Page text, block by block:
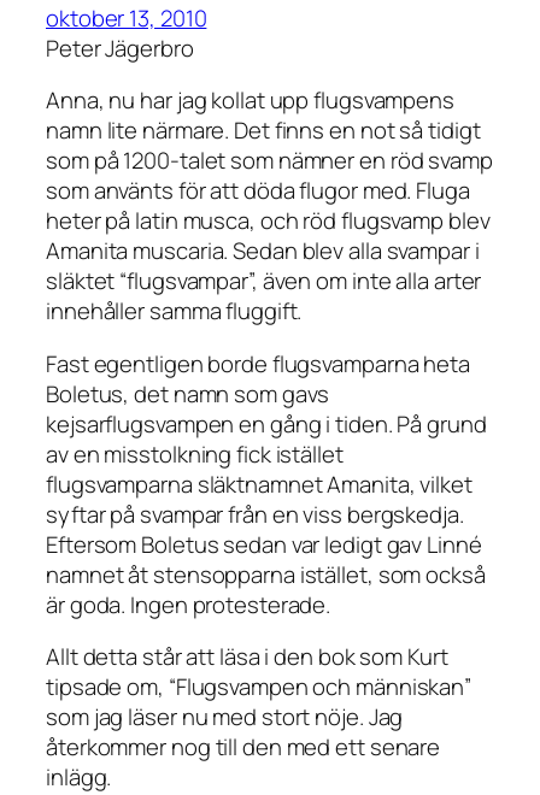
oktober 13, 2010
Peter Jägerbro
Anna, nu har jag kollat upp flugsvampens
namn lite närmare. Det finns en not så tidigt
som på 1200-talet som nämner en röd svamp
som använts för att döda flugor med. Fluga
heter på latin musca, och röd flugsvamp blev
Amanita muscaria. Sedan blev alla svampar i
släktet “flugsvampar”, även om inte alla arter
innehåller samma fluggift.
Fast egentligen borde flugsvamparna heta
Boletus, det namn som gavs
kejsarflugsvampen en gång i tiden. På grund
av en misstolkning fick istället
flugsvamparna släktnamnet Amanita, vilket
syftar på svampar från en viss bergskedja.
Eftersom Boletus sedan var ledigt gav Linné
namnet åt stensopparna istället, som också
är goda. Ingen protesterade.
Allt detta står att läsa i den bok som Kurt
tipsade om, “Flugsvampen och människan”
som jag läser nu med stort nöje. Jag
återkommer nog till den med ett senare
inlägg.